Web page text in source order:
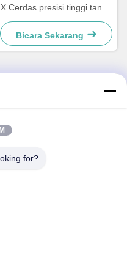
X Cerdas presisi tinggi tanpa
kebocoran dengan tabung
tipe tertutup
Bicara Sekarang
for?